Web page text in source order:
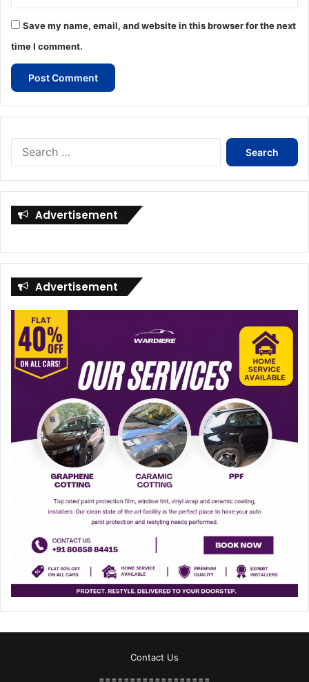
Save my name, email, and website in this browser for the next
time I comment.
Search
Advertisement
Advertisement
Contact Us
==================